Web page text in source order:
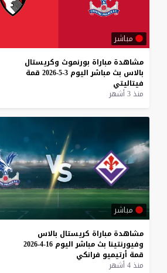
مباشر
مشاهدة مباراة بورنموث وكريستال
بالاس بث مباشر اليوم 3-5-2026
قمة
فيتاليتي
منذ 3 أشهر
مباشر
مشاهدة مباراة كريستال بالاس
وفيورنتينا بث مباشر اليوم 16-4-2026
قمة أرتيميو فرانكي
منذ 4 أشهر